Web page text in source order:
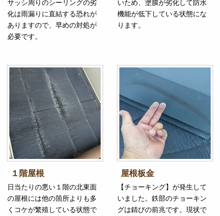
サッシ周りのシーリングの劣
化は雨漏りに直結する恐れが
ありますので、早めの対処が
必要です。
いため、塗膜が劣化して防水
機能が低下している状態にな
ります。
１階屋根
日当たりの悪い１階の北東面
の屋根には他の箇所よりも多
くコケが繁殖している状態で
屋根板金
【チョーキング】が発生して
いました。鉄部のチョーキン
グは錆びの前兆です。現状で